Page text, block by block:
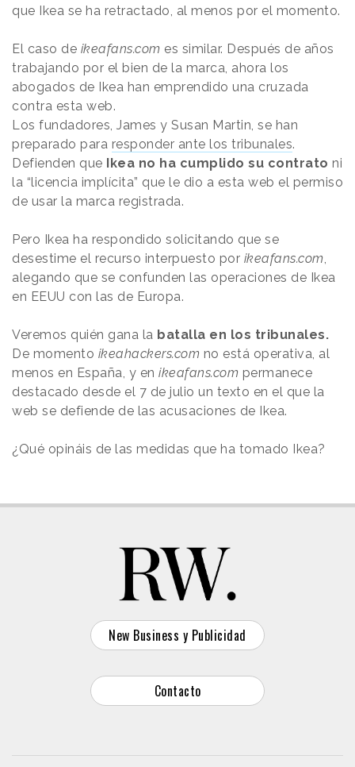
que Ikea se ha retractado, al menos por el momento.
El caso de ikeafans.com es similar. Después de años
trabajando por el bien de la marca, ahora los
abogados de Ikea han emprendido una cruzada
contra esta web.
Los fundadores, James y Susan Martin, se han
preparado para responder ante los tribunales.
Defienden que Ikea no ha cumplido su contrato ni
la “licencia implícita” que le dio a esta web el permiso
de usar la marca registrada.
Pero Ikea ha respondido solicitando que se
desestime el recurso interpuesto por ikeafans.com
alegando que se confunden las operaciones de Ikea
en EEUU con las de Europa.
Veremos quién gana la batalla en los tribunales.
De momento ikeahackers.com no está operativa, al
menos en España, y en ikeafans.com permanece
destacado desde el 7 de julio un texto en el que la
web se defiende de las acusaciones de Ikea.
¿Qué opináis de las medidas que ha tomado Ikea?
New Business y Publicidad
Contacto